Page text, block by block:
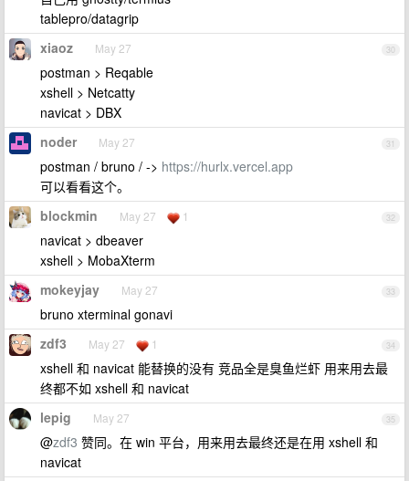
tablepro/datagrip
30
xiaoz May 27
postman > Reqable
xshell > Netcatty
navicat > DBX
31
noder May 27
postman / bruno / -> https://hurlx.vercel.app
可以看看这个。
32
blockmin May 27 1
navicat > dbeaver
xshell > MobaXterm
33
mokeyjay May 27
bruno xterminal gonavi
34
zdf3 May 27 1
xshell 和 navicat 能替换的没有 竞品全是臭鱼烂虾 用来用去最
终都不如 xshell 和 navicat
35
lepig May 27
@zdf3 赞同。在 win 平台，用来用去最终还是在用 xshell 和
navicat